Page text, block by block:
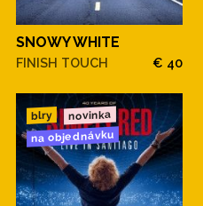
SNOWY WHITE
FINISH TOUCH € 40
blry novinka
na objednávku